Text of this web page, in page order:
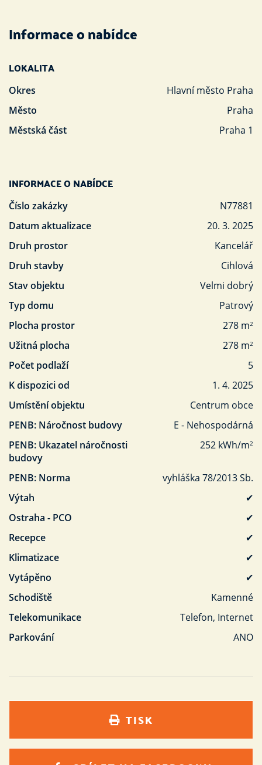
Informace o nabídce
LOKALITA
Okres
Hlavní město Praha
Město
Praha
Městská část
Praha 1
INFORMACE O NABÍDCE
Číslo zakázky
N77881
Datum aktualizace
20. 3. 2025
Druh prostor
Kancelář
Druh stavby
Cihlová
Stav objektu
Velmi dobrý
Typ domu
Patrový
Plocha prostor
278 m2
Užitná plocha 278 m2
Počet podlaží
5
K dispozici od
1. 4. 2025
Umístění objektu
Centrum obce
PENB: Náročnost budovy
E - Nehospodárná
PENB: Ukazatel náročnosti
budovy
252 kWh/m2
PENB: Norma
vyhláška 78/2013 Sb.
Výtah
✔
Ostraha - PCO
✔
Recepce
✔
Klimatizace
✔
Vytápěno
✔
Schodiště
Kamenné
Telekomunikace
Telefon, Internet
Parkování
ANO
TISK